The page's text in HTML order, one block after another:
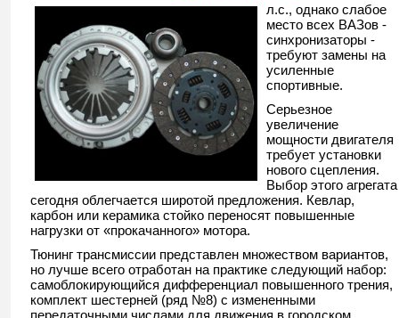
л.с., однако слабое
место всех ВАЗов -
синхронизаторы -
требуют замены на
усиленные
спортивные.
Серьезное
увеличение
мощности двигателя
требует установки
нового сцепления.
Выбор этого агрегата
сегодня облегчается широтой предложения. Кевлар,
карбон или керамика стойко переносят повышенные
нагрузки от «прокачанного» мотора.
Тюнинг трансмиссии представлен множеством вариантов,
но лучше всего отработан на практике следующий набор:
самоблокирующийся дифференциал повышенного трения,
комплект шестерней (ряд №8) с измененными
передаточными числами для движения в городском